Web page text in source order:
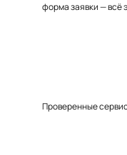
форма заявки — всё
Проверенные